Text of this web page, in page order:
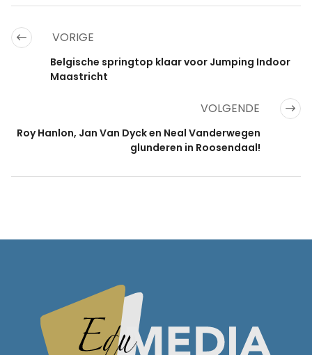
VORIGE
Belgische springtop klaar voor Jumping Indoor
Maastricht
VOLGENDE
Roy Hanlon, Jan Van Dyck en Neal Vanderwegen
glunderen in Roosendaal!